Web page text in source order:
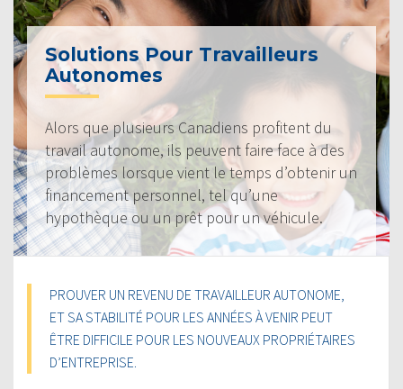
Solutions Pour Travailleurs
Autonomes
Alors que plusieurs Canadiens profitent du
travail autonome, ils peuvent faire face à des
problèmes lorsque vient le temps d’obtenir un
financement personnel, tel qu’une
hypothèque ou un prêt pour un véhicule.
PROUVER UN REVENU DE TRAVAILLEUR AUTONOME,
ET SA STABILITÉ POUR LES ANNÉES À VENIR PEUT
ÊTRE DIFFICILE POUR LES NOUVEAUX PROPRIÉTAIRES
D’ENTREPRISE.